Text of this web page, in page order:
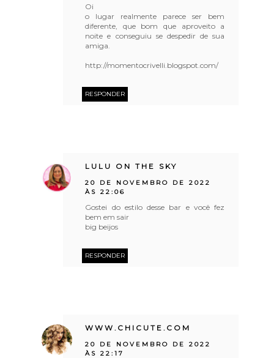
Oi
o lugar realmente parece ser bem
diferente, que bom que aproveito a
noite e conseguiu se despedir de sua
amiga.
http://momentocrivelli.blogspot.com/
RESPONDER
LULU ON THE SKY
20 DE NOVEMBRO DE 2022
ÀS 22:06
Gostei do estilo desse bar e você fez
bem em sair
big beijos
RESPONDER
WWW.CHICUTE.COM
20 DE NOVEMBRO DE 2022
ÀS 22:17